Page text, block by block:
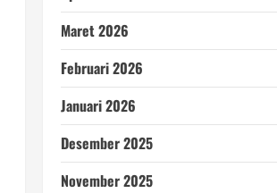
Maret 2026
Februari 2026
Januari 2026
Desember 2025
November 2025